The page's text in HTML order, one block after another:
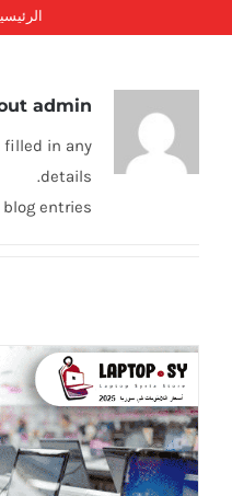
admin
filled in any
details.
entries.